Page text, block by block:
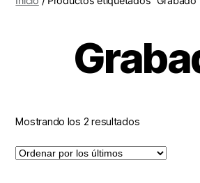
Mostrando los 2 resultados